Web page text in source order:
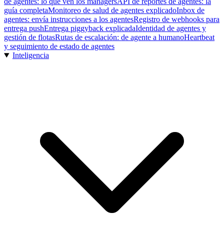
guía completaMonitoreo de salud de agentes explicadoInbox de
agentes: envía instrucciones a los agentesRegistro de webhooks para
entrega pushEntrega piggyback explicadaIdentidad de agentes y
gestión de flotasRutas de escalación: de agente a humanoHeartbeat
y seguimiento de estado de agentes
Inteligencia